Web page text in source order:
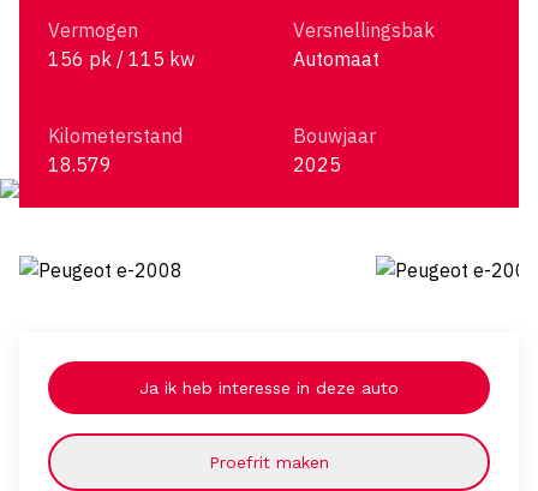
Vermogen
156 pk / 115 kw
Versnellingsbak
Automaat
Kilometerstand
18.579
Bouwjaar
2025
Ja ik heb interesse in deze auto
Proefrit maken